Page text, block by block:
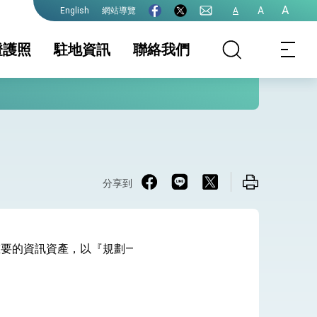
English 網站導覽 A A A
照
簽證 文件證明
駐地資訊
及入境須知 國家相關資訊
生活資訊
聯絡我們
力支持並盡速通過
分享到
的資訊資產，以『規劃—